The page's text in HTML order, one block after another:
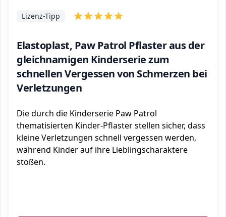
Elastoplast, Paw Patrol Pflaster aus der
gleichnamigen Kinderserie zum
schnellen Vergessen von Schmerzen bei
Verletzungen
Lizenz-Tipp
Die durch die Kinderserie Paw Patrol
thematisierten Kinder-Pflaster stellen sicher, dass
kleine Verletzungen schnell vergessen werden,
während Kinder auf ihre Lieblingscharaktere
stoßen.